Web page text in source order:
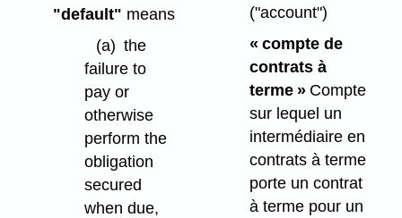
"default" means
(a) the
failure to
pay or
otherwise
perform the
obligation
secured
when due,
("account")
« compte de
contrats à
terme »Compte
sur lequel un
intermédiaire en
contrats à terme
porte un contrat
à terme pour un